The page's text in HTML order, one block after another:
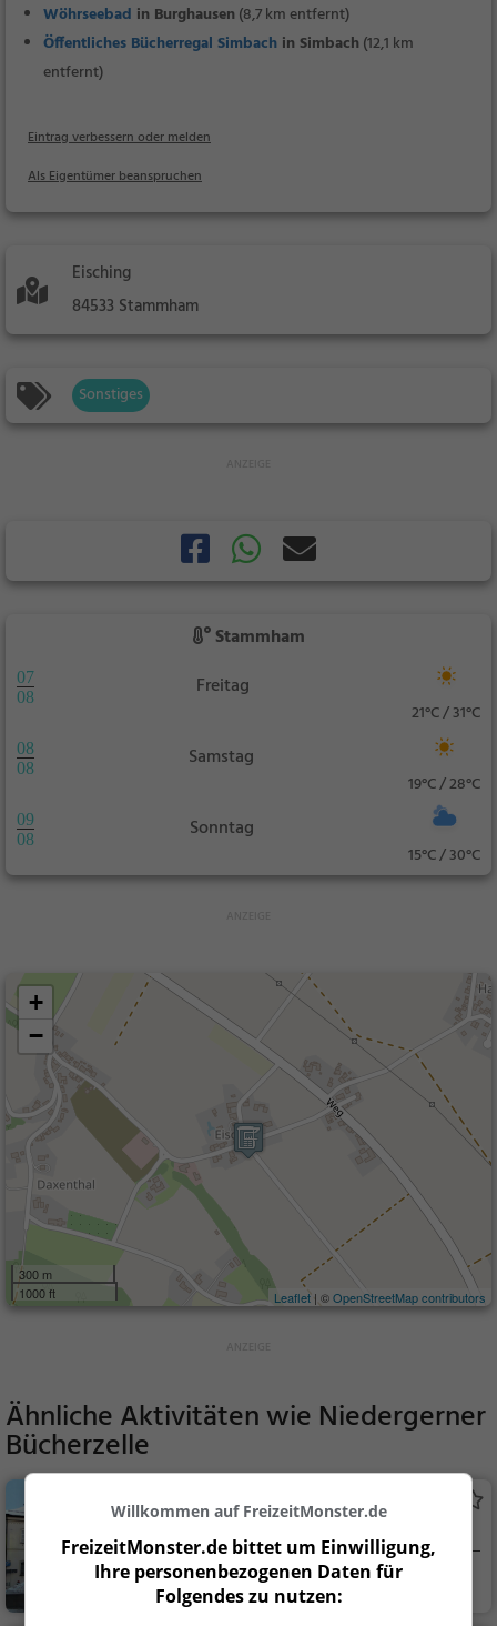
Wöhrseebad in Burghausen (8,7 km entfernt)
Öffentliches Bücherregal Simbach in Simbach (12,1 km
entfernt)
Eintrag verbessern oder melden
Als Eigentümer beanspruchen
Eisching
84533 Stammham
Sonstiges
Stammham
07
08
Freitag
21°C / 31°C
08
08
Samstag
19°C / 28°C
09
08
Sonntag
15°C / 30°C
+
−
300 m
1000 ft
Leaflet | ©OpenStreetMap contributors
Ähnliche Aktivitäten wie Niedergerner
Bücherzelle
Rathaus Marktl
Marktl
Sehenswürdigkei
t
Willkommen auf FreizeitMonster.de
FreizeitMonster.de bittet um Einwilligung,
Ihre personenbezogenen Daten für
Folgendes zu nutzen: